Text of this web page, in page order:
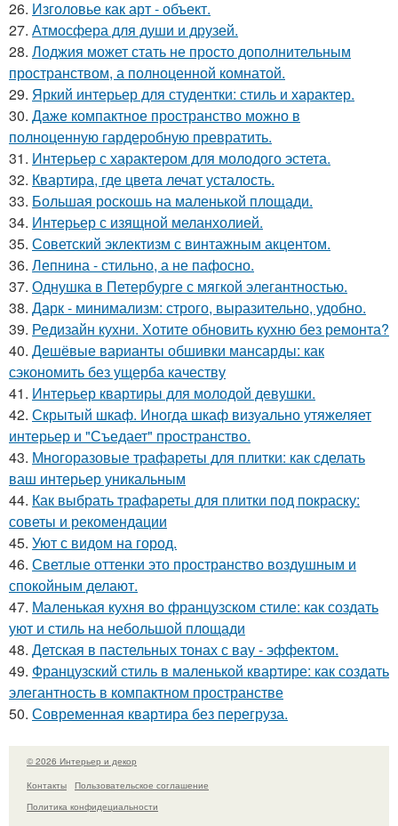
26. Изголовье как арт - объект.
27. Атмосфера для души и друзей.
28. Лоджия может стать не просто дополнительным
пространством, а полноценной комнатой.
29. Яркий интерьер для студентки: стиль и характер.
30. Даже компактное пространство можно в
полноценную гардеробную превратить.
31. Интерьер с характером для молодого эстета.
32. Квартира, где цвета лечат усталость.
33. Большая роскошь на маленькой площади.
34. Интерьер с изящной меланхолией.
35. Советский эклектизм с винтажным акцентом.
36. Лепнина - стильно, а не пафосно.
37. Однушка в Петербурге с мягкой элегантностью.
38. Дарк - минимализм: строго, выразительно, удобно.
39. Редизайн кухни. Хотите обновить кухню без ремонта?
40. Дешёвые варианты обшивки мансарды: как
сэкономить без ущерба качеству
41. Интерьер квартиры для молодой девушки.
42. Скрытый шкаф. Иногда шкаф визуально утяжеляет
интерьер и "Съедает" пространство.
43. Многоразовые трафареты для плитки: как сделать
ваш интерьер уникальным
44. Как выбрать трафареты для плитки под покраску:
советы и рекомендации
45. Уют с видом на город.
46. Светлые оттенки это пространство воздушным и
спокойным делают.
47. Маленькая кухня во французском стиле: как создать
уют и стиль на небольшой площади
48. Детская в пастельных тонах с вау - эффектом.
49. Французский стиль в маленькой квартире: как создать
элегантность в компактном пространстве
50. Современная квартира без перегруза.
© 2026 Интерьер и декор
Контакты
Пользовательское соглашение
Политика конфидециальности